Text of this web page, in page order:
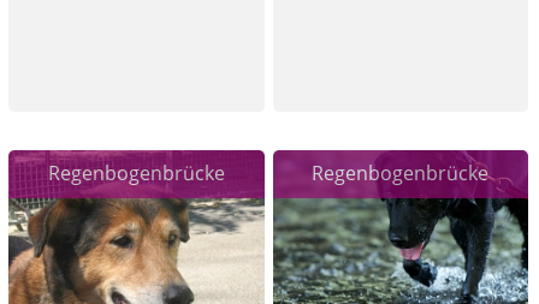
Regenbogenbrücke Regenbogenbrücke